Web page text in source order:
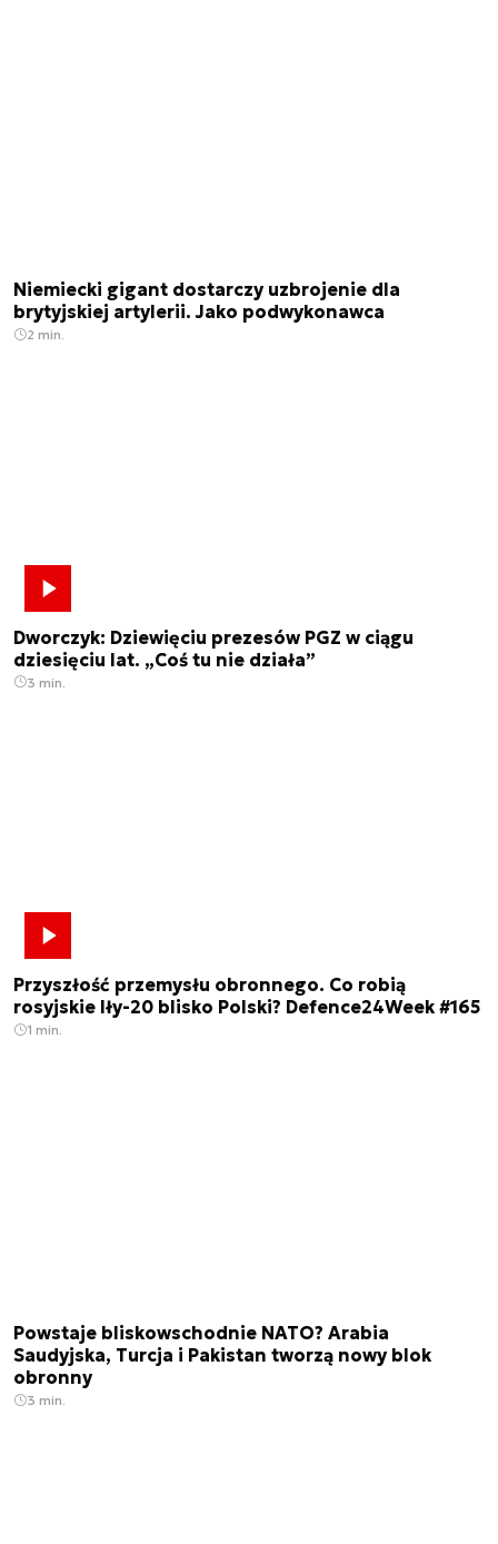
Niemiecki gigant dostarczy uzbrojenie dla
brytyjskiej artylerii. Jako podwykonawca
2 min.
Dworczyk: Dziewięciu prezesów PGZ w ciągu
dziesięciu lat. „Coś tu nie działa”
3 min.
Przyszłość przemysłu obronnego. Co robią
rosyjskie Iły-20 blisko Polski? Defence24Week #165
1 min.
Powstaje bliskowschodnie NATO? Arabia
Saudyjska, Turcja i Pakistan tworzą nowy blok
obronny
3 min.